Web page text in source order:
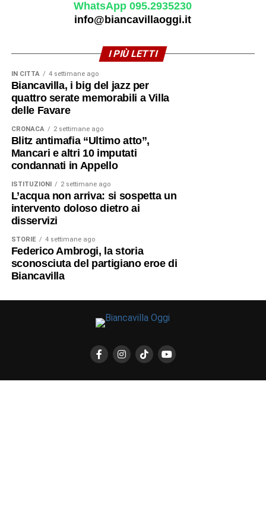
WhatsApp 095.2935230
info@biancavillaoggi.it
I PIÙ LETTI
IN CITTÀ 4 settimane ago
Biancavilla, i big del jazz per
quattro serate memorabili a Villa
delle Favare
CRONACA 2 settimane ago
Blitz antimafia “Ultimo atto”,
Mancari e altri 10 imputati
condannati in Appello
ISTITUZIONI 2 settimane ago
L’acqua non arriva: si sospetta un
intervento doloso dietro ai
disservizi
STORIE 4 settimane ago
Federico Ambrogi, la storia
sconosciuta del partigiano eroe di
Biancavilla